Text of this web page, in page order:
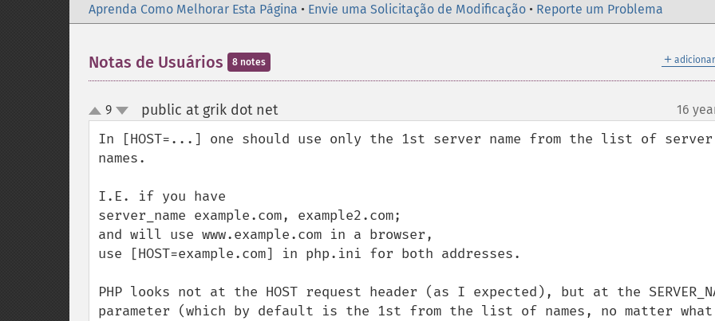
Aprenda Como Melhorar Esta Página • Envie uma Solicitação de Modificação • Reporte um Problema
＋
Notas de Usuários 8 notes
up
down
9 public at grik dot net¶ 16
In [HOST=...] one should use only the 1st server name from the list of server
names.
I.E. if you have
server_name example.com, example2.com;
and will use www.example.com in a browser,
use [HOST=example.com] in php.ini for both addresses.
PHP looks not at the HOST request header (as I expected), but at the
parameter (which by default is the 1st from the list of names, no matter what